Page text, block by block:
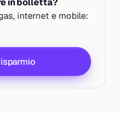
in bolletta?
internet e mobile: